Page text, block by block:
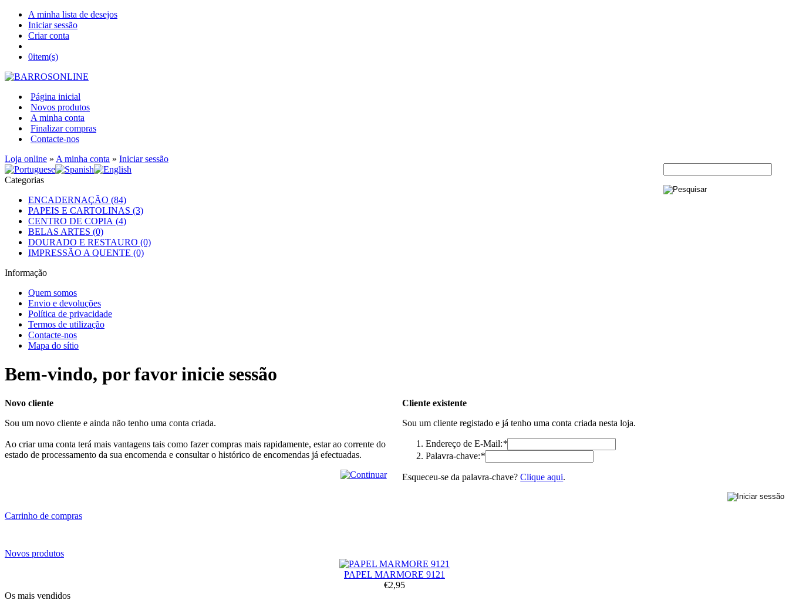
A minha lista de desejos
Iniciar sessão
Criar conta
0item(s)
Página inicial
Novos produtos
A minha conta
Finalizar compras
Contacte-nos
Loja online » A minha conta » Iniciar sessão
Categorias
ENCADERNAÇÃO (84)
PAPEIS E CARTOLINAS (3)
CENTRO DE COPIA (4)
BELAS ARTES (0)
DOURADO E RESTAURO (0)
IMPRESSÃO A QUENTE (0)
Informação
Quem somos
Envio e devoluções
Política de privacidade
Termos de utilização
Contacte-nos
Mapa do sítio
Bem-vindo, por favor inicie sessão
Cliente existente
Sou um cliente registado e já tenho uma conta criada nesta loja.
Endereço de E-Mail:*
Palavra-chave:*
Esqueceu-se da palavra-chave?Clique aqui.
Novo cliente
Sou um novo cliente e ainda não tenho uma conta criada.
Ao criar uma conta terá mais vantagens tais como fazer compras mais rapidamente, estar ao corrente do
estado de processamento da sua encomenda e consultar o histórico de encomendas já efectuadas.
Carrinho de compras
Novos produtos
PAPEL MARMORE 9121
€2,95
Os mais vendidos